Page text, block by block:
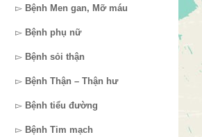
▻ Bệnh Men gan, Mỡ máu
▻ Bệnh phụ nữ
▻ Bệnh sỏi thận
▻ Bệnh Thận – Thận hư
▻ Bệnh tiểu đường
▻ Bệnh Tim mạch